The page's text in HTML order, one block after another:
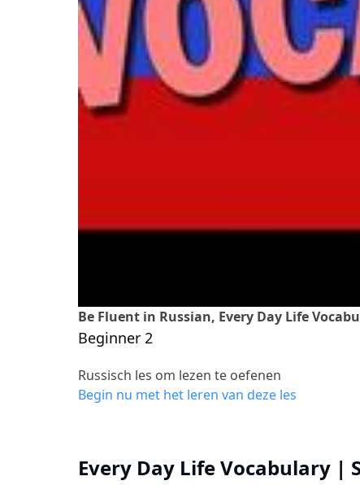
Be Fluent in Russian, Every Day Life
Beginner 2
Russisch les om lezen te oefenen
Begin nu met het leren van deze les
Every Day Life Vocabulary |